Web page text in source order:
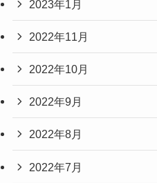
2023年1月
2022年11月
2022年10月
2022年9月
2022年8月
2022年7月